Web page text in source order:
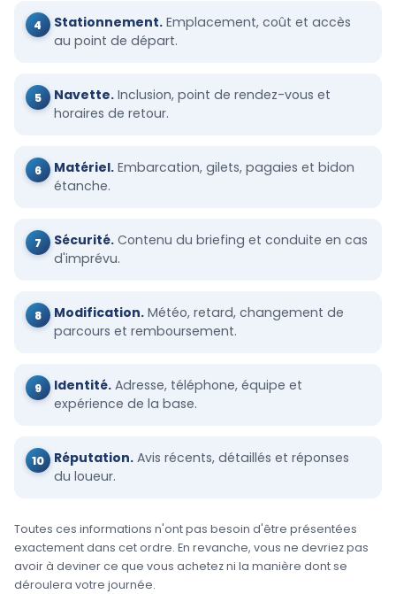
Stationnement.Emplacement, coût et accès
au point de départ.
Navette.Inclusion, point de rendez-vous et
horaires de retour.
Matériel.Embarcation, gilets, pagaies et bidon
étanche.
Sécurité.Contenu du briefing et conduite en cas
d'imprévu.
Modification.Météo, retard, changement de
parcours et remboursement.
Identité.Adresse, téléphone, équipe et
expérience de la base.
Réputation.Avis récents, détaillés et réponses
du loueur.
Toutes ces informations n'ont pas besoin d'être présentées
exactement dans cet ordre. En revanche, vous ne devriez pas
avoir à deviner ce que vous achetez ni la manière dont se
déroulera votre journée.